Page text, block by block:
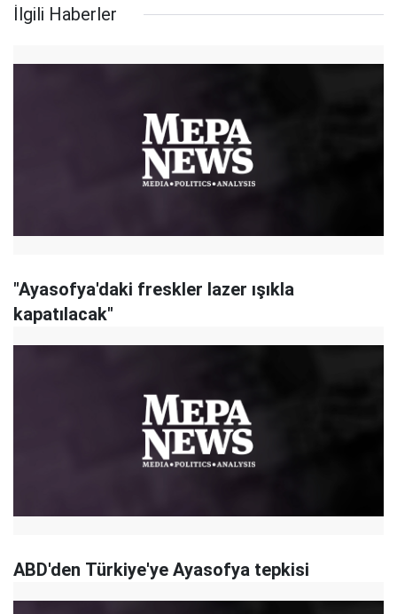
İlgili Haberler
"Ayasofya'daki freskler lazer ışıkla
kapatılacak"
ABD'den Türkiye'ye Ayasofya tepkisi